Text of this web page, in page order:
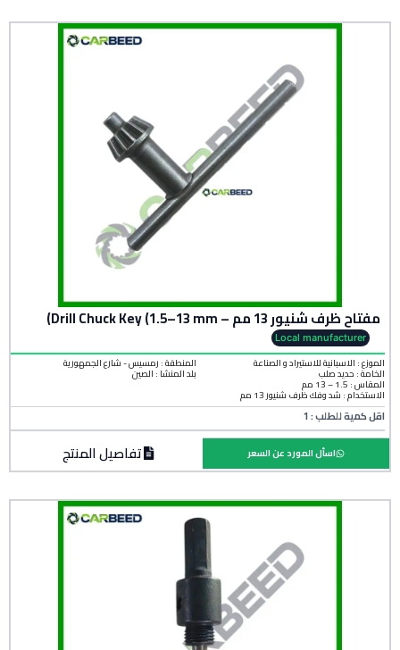
مفتاح ظرف شنيور 13 مم – Drill Chuck Key (1.5–13 mm)
Local manufacturer
الموزع : الاسبانية للاستيراد و الصناعة
الخامة : حديد صلب
المنطقة : رمسيس - شارع الجمهورية
بلد المنشأ :الصين
المقاس : 1.5 – 13 مم
الاستخدام : شد وفك ظرف شنيور 13 مم
اقل كمية للطلب : 1
تفاصيل المنتج اسأل المورد عن السعر